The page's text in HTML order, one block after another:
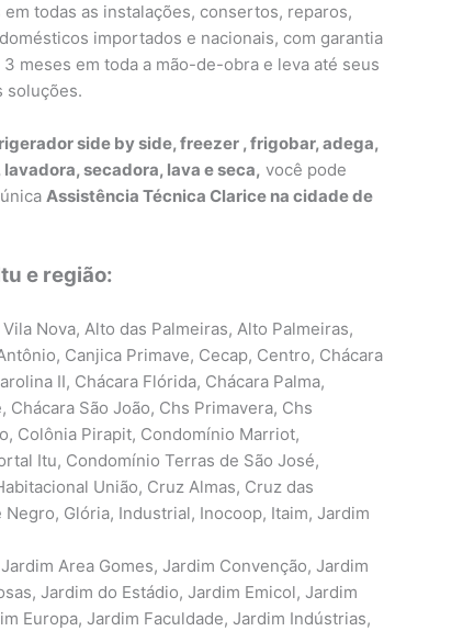
todas as instalações, consertos, reparos,
importados e nacionais, com garantia
meses em toda a mão-de-obra e leva até seus
soluções.
side by side, freezer , frigobar, adega,
secadora, lava e seca, você pode
Assistência Técnica Clarice na cidade de
e região:
Nova, Alto das Palmeiras, Alto Palmeiras,
Canjica Primave, Cecap, Centro, Chácara
II, Chácara Flórida, Chácara Palma,
Chácara São João, Chs Primavera, Chs
Colônia Pirapit, Condomínio Marriot,
Itu, Condomínio Terras de São José,
União, Cruz Almas, Cruz das
Glória, Industrial, Inocoop, Itaim, Jardim
Area Gomes, Jardim Convenção, Jardim
Jardim do Estádio, Jardim Emicol, Jardim
Europa, Jardim Faculdade, Jardim Indústrias,